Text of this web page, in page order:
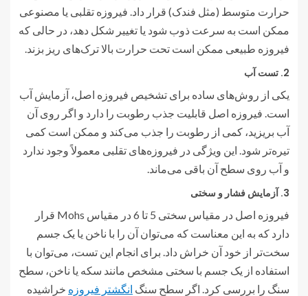
حرارت متوسط (مثل فندک) قرار داد. فیروزه تقلبی یا مصنوعی
ممکن است به سرعت ذوب شود یا تغییر شکل دهد، در حالی که
فیروزه طبیعی ممکن است تحت حرارت بالا ترک‌های ریز بزند.
2. تست آب
یکی از روش‌های ساده برای تشخیص فیروزه اصل، آزمایش آب
است. فیروزه اصل قابلیت جذب رطوبت را دارد و اگر روی آن
آب بریزید، کمی از رطوبت را جذب می‌کند و ممکن است کمی
تیره‌تر شود. این ویژگی در فیروزه‌های تقلبی معمولاً وجود ندارد
و آب روی سطح آن باقی می‌ماند.
3. آزمایش فشار و سختی
فیروزه اصل در مقیاس سختی 5 تا 6 در مقیاس Mohs قرار
دارد که به این معناست که می‌توان آن را با ناخن یا یک جسم
سخت‌تر از خود آن خراش داد. برای انجام این تست، می‌توان با
استفاده از یک جسم با سختی مشخص مانند سکه یا ناخن، سطح
سنگ را بررسی کرد. اگر سطح سنگ انگشتر فیروزه خراشیده